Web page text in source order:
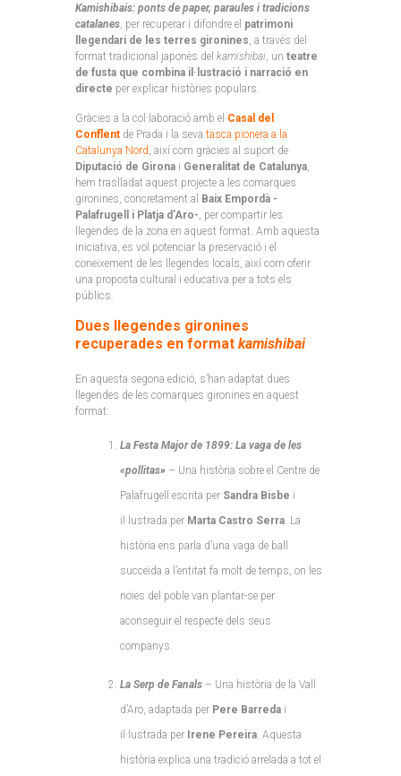
Kamishibais: ponts de paper, paraules i tradicions
catalanes, per recuperar i difondre el patrimoni
llegendari de les terres gironines, a través del
format tradicional japonès del kamishibai, un teatre
de fusta que combina il·lustració i narració en
directe per explicar històries populars.
Gràcies a la col·laboració amb el Casal del
Conflent de Prada i la seva tasca pionera a la
Catalunya Nord, així com gràcies al suport de
Diputació de Girona i Generalitat de Catalunya,
hem traslladat aquest projecte a les comarques
gironines, concretament al
Baix Empordà -
Palafrugell i Platja d’Aro-, per compartir les
llegendes de la zona en aquest format. Amb aquesta
iniciativa, es vol potenciar la preservació i el
coneixement de les llegendes locals, així com oferir
una proposta cultural i educativa per a tots els
públics.
Dues llegendes gironines
recuperades en format kamishibai
En aquesta segona edició, s’han adaptat dues
llegendes de les comarques gironines en aquest
format:
La Festa Major de 1899: La vaga de les
«pollitas» – Una història sobre el Centre de
Palafrugell escrita per Sandra Bisbe i
il·lustrada per Marta Castro Serra. La
història ens parla d’una vaga de ball
succeïda a l’entitat fa molt de temps, on les
noies del poble van plantar-se per
aconseguir el respecte dels seus
companys.
La Serp de Fanals – Una història de la Vall
d’Aro, adaptada per Pere Barreda i
il·lustrada per Irene Pereira. Aquesta
història explica una tradició arrelada a tot el